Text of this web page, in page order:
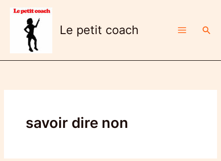
Aller
contenu
Le petit coach
savoir dire non